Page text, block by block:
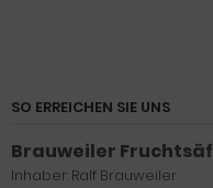
SO ERREICHEN SIE UNS
Brauweiler
Inhaber: Ralf Brauweiler